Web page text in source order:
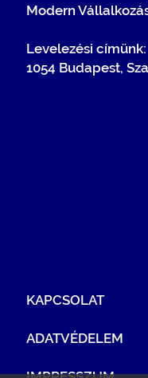
Modern
Levelezési címünk:
1054 Budapest,
KAPCSOLAT
ADATVÉDELEM